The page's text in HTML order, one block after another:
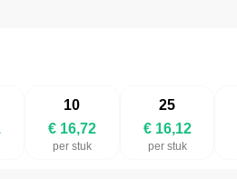
10
€ 16,72
per stuk
25
€ 16,12
per stuk